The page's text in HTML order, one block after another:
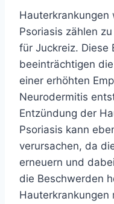
Psoriasis zählen
für Juckreiz. Diese
beeinträchtigen
einer erhöhten
Neurodermitis
Entzündung der
Psoriasis kann
verursachen, da
erneuern und
die Beschwerden
Hauterkrankungen